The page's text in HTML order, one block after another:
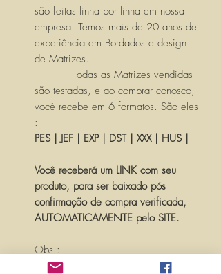
são feitas linha por linha em nossa
empresa. Temos mais de 20 anos de
experiência em Bordados e design
de Matrizes.
Todas as Matrizes vendidas
são testadas, e ao comprar conosco,
você recebe em 6 formatos. São eles
:
PES | JEF | EXP | DST | XXX | HUS |
Você receberá um LINK com seu
produto, para ser baixado pós
confirmação de compra verificada,
AUTOMATICAMENTE pelo SITE.
Obs.:
PARA PERSONALIZAR ESSA MATRIZ,